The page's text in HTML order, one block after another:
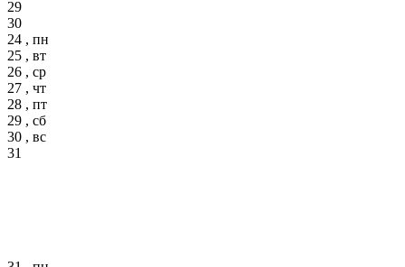
29
30
24 , пн
25 , вт
26 , ср
27 , чт
28 , пт
29 , сб
30 , вс
31